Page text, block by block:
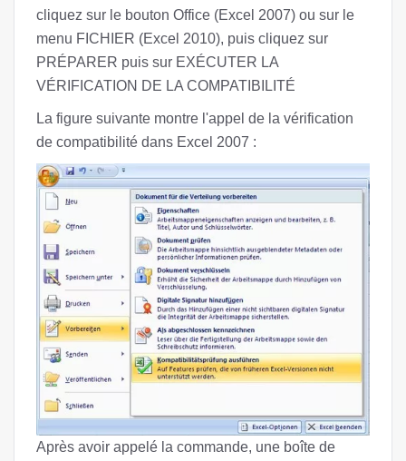
cliquez sur le bouton Office (Excel 2007) ou sur le
menu FICHIER (Excel 2010), puis cliquez sur
PRÉPARER puis sur EXÉCUTER LA
VÉRIFICATION DE LA COMPATIBILITÉ
La figure suivante montre l'appel de la vérification
de compatibilité dans Excel 2007 :
Après avoir appelé la commande, une boîte de